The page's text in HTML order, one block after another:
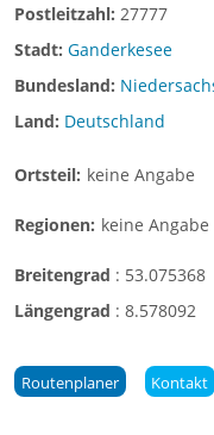
Postleitzahl: 27777
Stadt: Ganderkesee
Bundesland:
Land: Deutschland
Ortsteil: keine Angabe
Regionen: keine Angabe
Breitengrad : 53.075368
Längengrad : 8.578092
Routenplaner Kontakt